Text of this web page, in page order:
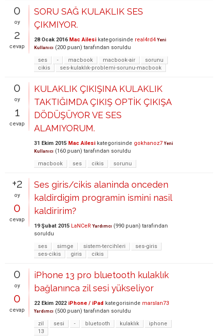
0
oy
2
cevap
SORU SAĞ KULAKLIK SES
ÇIKMIYOR.
28 Ocak 2016 Mac Ailesi kategorisinde real4rd4 Yeni
Kullanıcı (200 puan) tarafından soruldu
ses
- macbook macbook-air
sorunu
cikis
ses-kulaklık-problemi-sorunu-macbook
0
oy
1
cevap
KULAKLIK ÇIKIŞINA KULAKLIK
TAKTIĞIMDA ÇIKIŞ OPTİK ÇIKIŞA
DÖDÜŞÜYOR VE SES
ALAMIYORUM.
31 Ekim 2015 Mac Ailesi kategorisinde gokhanoz7 Yeni
Kullanıcı (160 puan) tarafından soruldu
macbook
ses cikis sorunu
+2
oy
0
cevap
Ses giris/cikis alaninda onceden
kaldirdigim programin ismini nasil
kaldiririm?
19 Şubat 2015 LaNCeR Yardımcı (990 puan) tarafından
soruldu
ses
simge sistem-tercihleri
ses-giris
ses-cikis
giris cikis
0
oy
0
cevap
iPhone 13 pro bluetooth kulaklık
bağlanınca zil sesi yükseliyor
22 Ekim 2022 iPhone / iPad kategorisinde marslan73
Yardımcı (500 puan) tarafından soruldu
zil
sesi - bluetooth kulaklık
iphone
13